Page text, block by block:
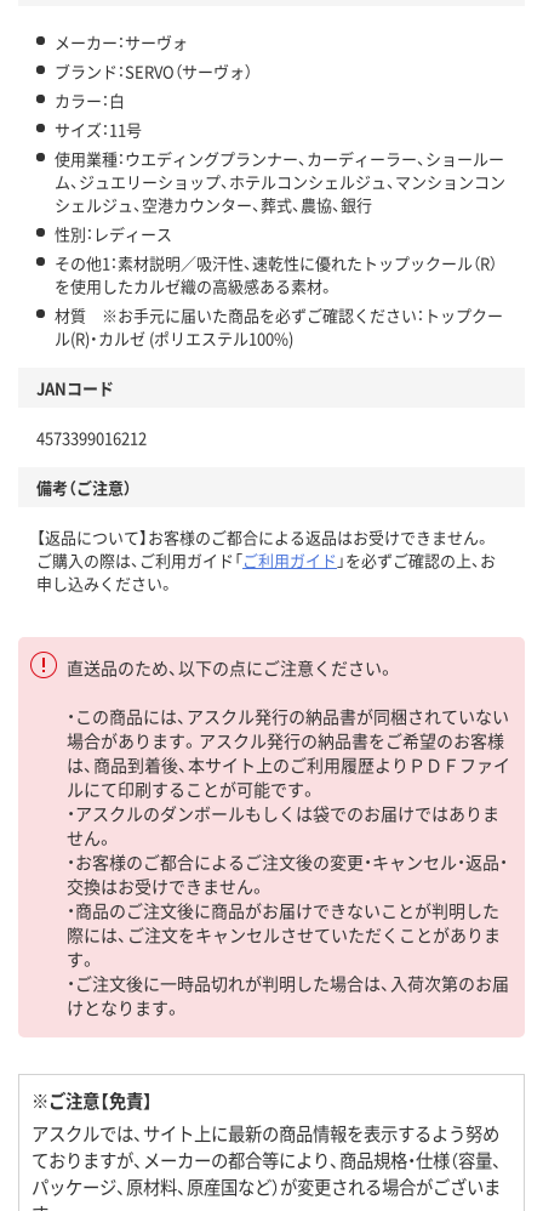
メーカー：サーヴォ
ブランド：SERVO（サーヴォ）
カラー：白
サイズ：11号
使用業種：ウエディングプランナー、カーディーラー、ショールー
ム、ジュエリーショップ、ホテルコンシェルジュ、マンションコン
シェルジュ、空港カウンター、葬式、農協、銀行
性別：レディース
その他1：素材説明／吸汗性、速乾性に優れたトップックール（R）
を使用したカルゼ織の高級感ある素材。
材質 ※お手元に届いた商品を必ずご確認ください：トップクー
ル(R)・カルゼ (ポリエステル100%)
JANコード
4573399016212
備考（ご注意）
【返品について】お客様のご都合による返品はお受けできません。
ご購入の際は、ご利用ガイド「ご利用ガイド 」を必ずご確認の上、お
申し込みください。
直送品のため、以下の点にご注意ください。
・この商品には、アスクル発行の納品書が同梱されていない
場合があります。アスクル発行の納品書をご希望のお客様
は、商品到着後、本サイト上のご利用履歴よりＰＤＦファイ
ルにて印刷することが可能です。
・アスクルのダンボールもしくは袋でのお届けではありま
せん。
・お客様のご都合によるご注文後の変更・キャンセル・返品・
交換はお受けできません。
・商品のご注文後に商品がお届けできないことが判明した
際には、ご注文をキャンセルさせていただくことがありま
す。
・ご注文後に一時品切れが判明した場合は、入荷次第のお届
けとなります。
※ご注意【免責】
アスクルでは、サイト上に最新の商品情報を表示するよう努め
ておりますが、メーカーの都合等により、商品規格・仕様（容量、
パッケージ、原材料、原産国など）が変更される場合がございま